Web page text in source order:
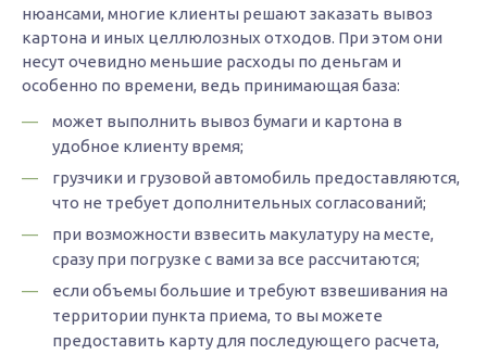
нюансами, многие клиенты решают заказать вывоз
картона и иных целлюлозных отходов. При этом они
несут очевидно меньшие расходы по деньгам и
особенно по времени, ведь принимающая база:
может выполнить вывоз бумаги и картона в
удобное клиенту время;
грузчики и грузовой автомобиль предоставляются,
что не требует дополнительных согласований;
при возможности взвесить макулатуру на месте,
сразу при погрузке с вами за все рассчитаются;
если объемы большие и требуют взвешивания на
территории пункта приема, то вы можете
предоставить карту для последующего расчета,